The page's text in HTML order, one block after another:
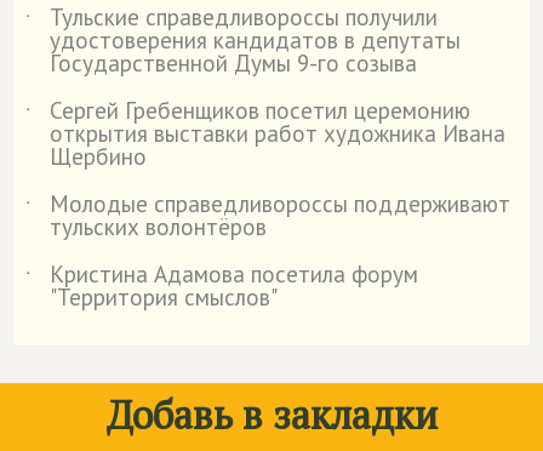
˙
Тульские справедливороссы получили
удостоверения кандидатов в депутаты
Государственной Думы 9-го созыва
˙
Сергей Гребенщиков посетил церемонию
открытия выставки работ художника Ивана
Щербино
˙
Молодые справедливороссы поддерживают
тульских волонтёров
˙
Кристина Адамова посетила форум
"Территория смыслов"
Добавь в закладки